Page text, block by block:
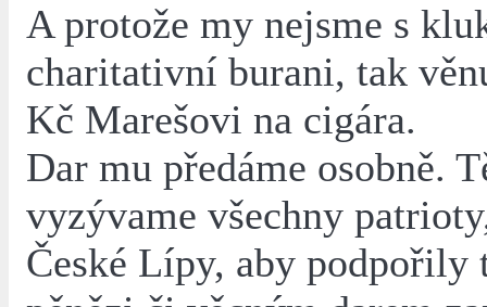
A protože my nejsme s
charitativní burani, tak
Kč Marešovi na cigára.
Dar mu předáme osobně.
vyzývame všechny
České Lípy, aby podpořily